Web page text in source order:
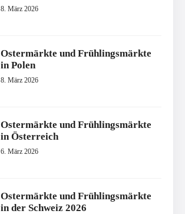
8. März 2026
Ostermärkte und Frühlingsmärkte
in Polen
8. März 2026
Ostermärkte und Frühlingsmärkte
in Österreich
6. März 2026
Ostermärkte und Frühlingsmärkte
in der Schweiz 2026